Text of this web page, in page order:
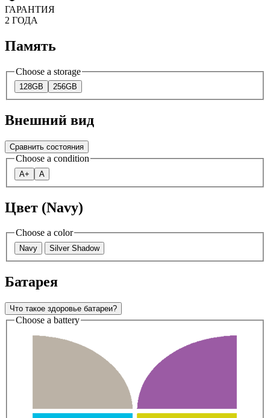
ГАРАНТИЯ
2 ГОДА
Память
Choose a storage
128GB 256GB
Внешний вид
Сравнить состояния
Choose a condition
A+ A
Цвет (Navy)
Choose a color
Navy Silver Shadow
Батарея
Что такое здоровье батареи?
Choose a battery